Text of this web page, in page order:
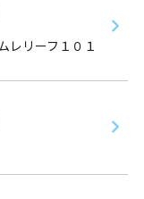
リーフ１０１